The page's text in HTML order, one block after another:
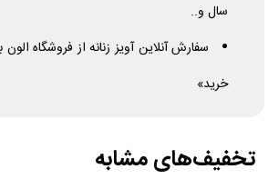
سال و..
سفارش آنلاین آویز زنانه از فروشگاه
خرید»
تخفیف‌های مشابه